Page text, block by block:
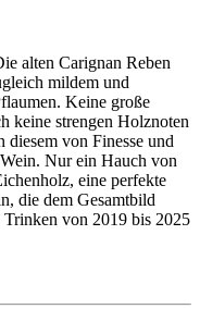
alten Carignan Reben
mildem und
Keine große
keine strengen Holznoten
von Finesse und
Nur ein Hauch von
eine perfekte
die dem Gesamtbild
von 2019 bis 2025